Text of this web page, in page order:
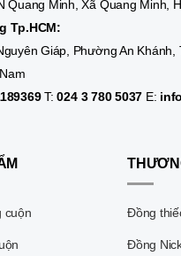
Quang Minh, Xã Quang Minh,
Tp.HCM:
Giáp, Phường An Khánh,
T:024 3 780 5037 E:
cuộn Đồng
Đồng